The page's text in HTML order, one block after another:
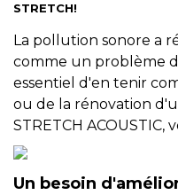
STRETCH!
La pollution sonore a
comme un problème
essentiel d'en tenir
ou de la rénovation
STRETCH ACOUSTIC,
Un besoin